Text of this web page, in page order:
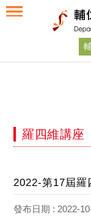
羅四維講座
2022-第17屆羅
發布日期 : 2022-